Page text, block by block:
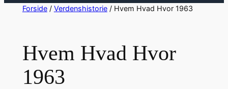
SpringForside/ Verdenshistorie/ Hvem Hvad Hvor 1963
Hvem Hvad Hvor
1963